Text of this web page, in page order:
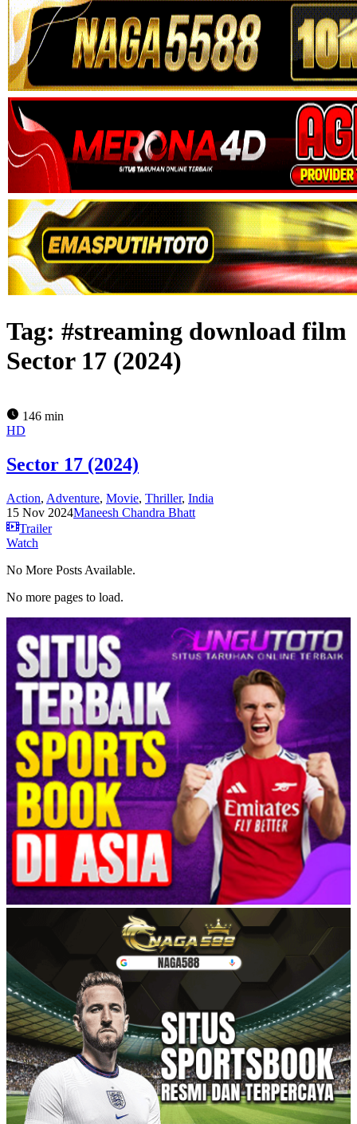
Tag: #streaming download film
Sector 17 (2024)
146 min
HD
Sector 17 (2024)
Action, Adventure, Movie, Thriller, India
15 Nov 2024Maneesh Chandra Bhatt
Trailer
Watch
No More Posts Available.
No more pages to load.